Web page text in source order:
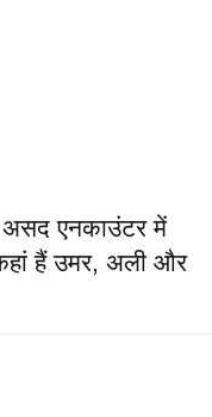
एनकाउंटर में
हैं उमर, अली और